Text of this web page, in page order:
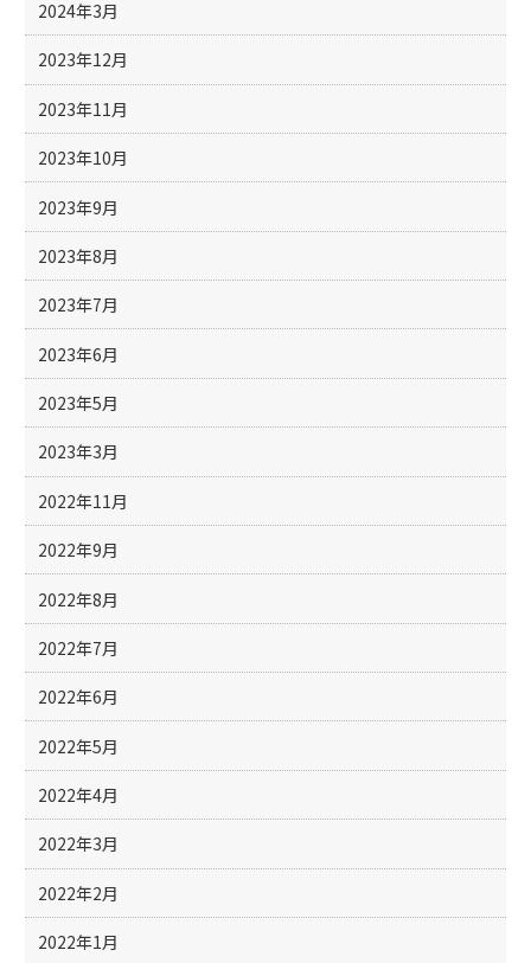
2024年3月
2023年12月
2023年11月
2023年10月
2023年9月
2023年8月
2023年7月
2023年6月
2023年5月
2023年3月
2022年11月
2022年9月
2022年8月
2022年7月
2022年6月
2022年5月
2022年4月
2022年3月
2022年2月
2022年1月